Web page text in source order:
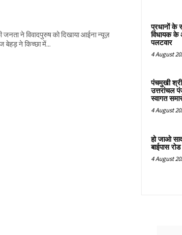
ने विवादपुरुष को दिखाया आईना न्यूज़
बेहड़ ने किच्छा में...
प्रधानों के
विधायक के
पलटवार
4 August
पंचमुखी
उत्तरांचल
स्वागत
4 August
हो जाओ
बाईपास
4 August